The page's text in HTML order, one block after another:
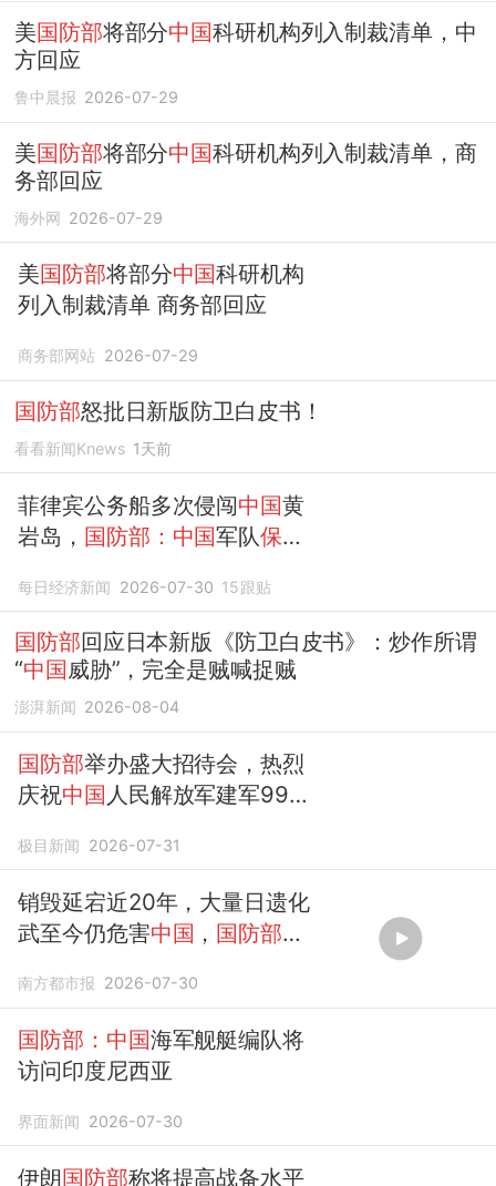
美国防部将部分中国科研机构列入制裁清单，中
方回应
鲁中晨报 2026-07-29
美国防部将部分中国科研机构列入制裁清单，商
务部回应
海外网 2026-07-29
美国防部将部分中国科研机构
列入制裁清单 商务部回应
商务部网站 2026-07-29
国防部怒批日新版防卫白皮书！
看看新闻Knews 1天前
菲律宾公务船多次侵闯中国黄
岩岛， 国防部：中国军队保持
能得逞
每日经济新闻 2026-07-30 15跟贴
国防部回应日本新版《防卫白皮书》：炒作所谓
“中国威胁”，完全是贼喊捉贼
澎湃新闻 2026-08-04
国防部举办盛大招待会，热烈
庆祝中国 人民解放军建军99周
极目新闻 2026-07-31
销毁延宕近20年，大量日遗化
武至今仍危害中国 ， 国防部痛
南方都市报 2026-07-30
国防部：中国海军舰艇编队将
访问印度尼西亚
界面新闻 2026-07-30
伊朗国防部称将提高战备水平